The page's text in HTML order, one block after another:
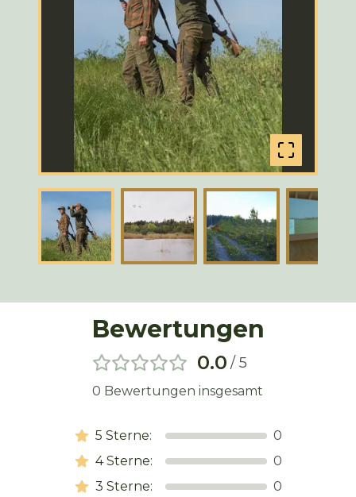
Bewertungen
0.0 / 5
0 Bewertungen insgesamt
5 Sterne:
0
4Sterne:
0
3 Sterne:
0